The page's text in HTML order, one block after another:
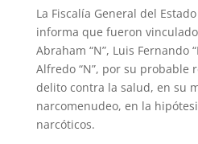
La Fiscalía General del
informa que fueron
Abraham “N”, Luis Fernando
Alfredo “N”, por su probable
delito contra la salud, en su
narcomenudeo, en la
narcóticos.